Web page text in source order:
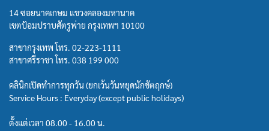
14 ซอยนาคเกษม แขวงคลองมหานาค
เขตป้อมปราบศัตรูพ่าย กรุงเทพฯ 10100
สาขากรุงเทพ โทร. 02-223-1111
สาขาศรีราชา โทร. 038 199 000
คลินิกเปิดทำการทุกวัน (ยกเว้นวันหยุดนักขัตฤกษ์)
Service Hours : Everyday (except public holidays)
ตั้งแต่เวลา 08.00 - 16.00 น.